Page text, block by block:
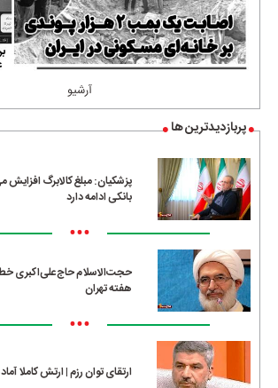
آرشیو
پربازدیدترین ها
پزشکیان: مبلغ کالابرگ افزایش
بانکی ادامه دارد
•••
حجت‌الاسلام حاج‌علی‌اکبری
هفته تهران
•••
ارتقای توان رزم | ارتش کاملا